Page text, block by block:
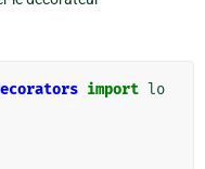
import lo